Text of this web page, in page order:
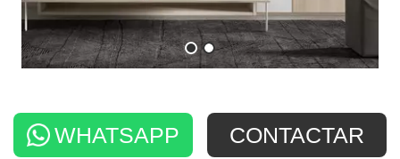
WHATSAPP CONTACTAR